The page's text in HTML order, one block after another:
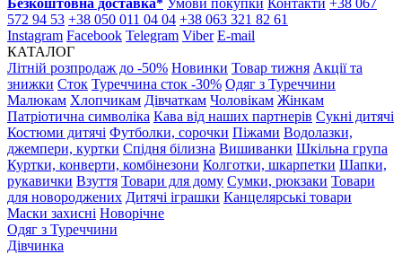
Безкоштовна доставка* Умови покупки Контакти +38 067
572 94 53 +38 050 011 04 04 +38 063 321 82 61
Instagram Facebook Telegram Viber E-mail
КАТАЛОГ
Літній розпродаж до -50% Новинки Товар тижня Акції та
знижки Сток Туреччина сток -30% Одяг з Туреччини
Малюкам Хлопчикам Дівчаткам Чоловікам Жінкам
Патріотична символіка Кава від наших партнерів Сукні дитячі
Костюми дитячі Футболки, сорочки Піжами Водолазки,
джемпери, куртки Спідня білизна Вишиванки Шкільна група
Куртки, конверти, комбінезони Колготки, шкарпетки Шапки,
рукавички Взуття Товари для дому Сумки, рюкзаки Товари
для новороджених Дитячі іграшки Канцелярські товари
Маски захисні Новорічне
Одяг з Туреччини
Дівчинка